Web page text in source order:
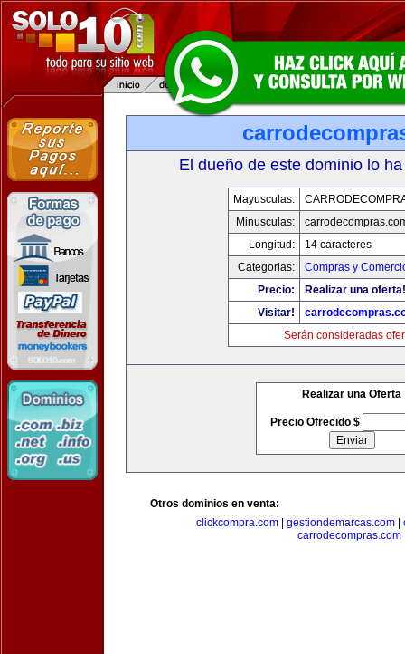
El dueño de este dominio lo
Mayusculas:
Minusculas:
Longitud:
14 caracteres
Categorias:
Compras y
Precio:
Realizar una oferta!
Visitar!
Serán consideradas
Realizar una Oferta
Precio Ofrecido $
Otros dominios en venta:
clickcompra.com
gestiondemarcas.com
carrodecompras.com